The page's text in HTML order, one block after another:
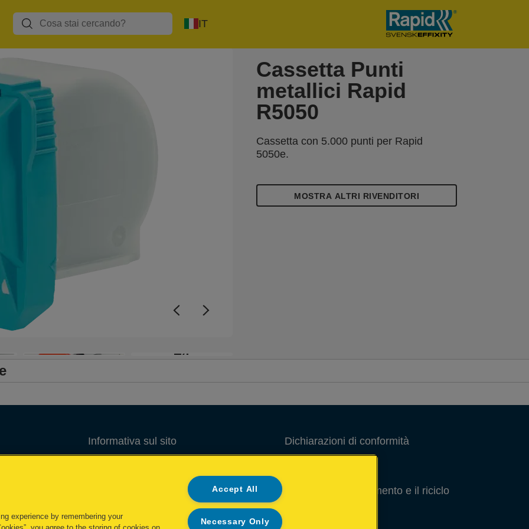
IT
+4
Cassetta Punti
metallici Rapid
R5050
Cassetta con 5.000 punti per Rapid
5050e.
MOSTRA ALTRI RIVENDITORI
Informativa sul sito
Gestione dei miei dati
Dichiarazioni di conformità
Guida per lo smaltimento e il riciclo
experience by remembering your
Accept All
Necessary Only